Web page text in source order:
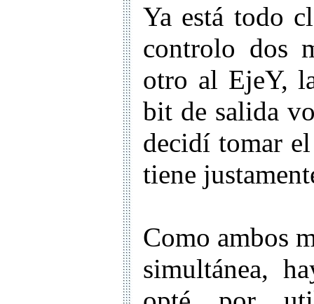
Ya está todo
controlo dos
otro al EjeY,
bit de salida
decidí tomar
tiene
Como ambos
simultánea,